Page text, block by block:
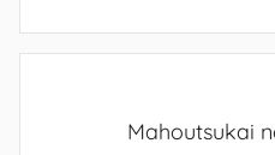
Mahoutsukai